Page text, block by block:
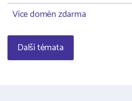
Více domén zdarma
Další témata